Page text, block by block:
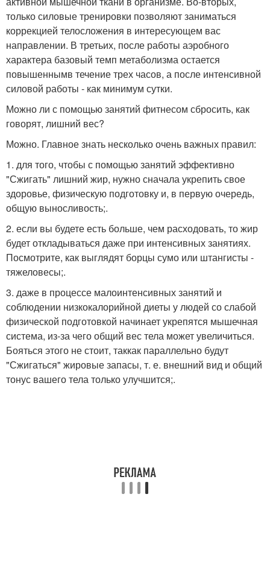
только силовые тренировки позволяют заниматься
коррекцией телосложения в интересующем вас
направлении. В третьих, после работы аэробного
характера базовый темп метаболизма остается
повышеннымв течение трех часов, а после интенсивной
силовой работы - как минимум сутки.
Можно ли с помощью занятий фитнесом сбросить, как
говорят, лишний вес?
Можно. Главное знать несколько очень важных правил:
1. для того, чтобы с помощью занятий эффективно
"Сжигать" лишний жир, нужно сначала укрепить свое
здоровье, физическую подготовку и, в первую очередь,
общую выносливость;.
2. если вы будете есть больше, чем расходовать, то жир
будет откладываться даже при интенсивных занятиях.
Посмотрите, как выглядят борцы сумо или штангисты -
тяжеловесы;.
3. даже в процессе малоинтенсивных занятий и
соблюдении низкокалорийной диеты у людей со слабой
физической подготовкой начинает укрепятся мышечная
система, из-за чего общий вес тела может увеличиться.
Бояться этого не стоит, таккак параллельно будут
"Сжигаться" жировые запасы, т. е. внешний вид и общий
тонус вашего тела только улучшится;.